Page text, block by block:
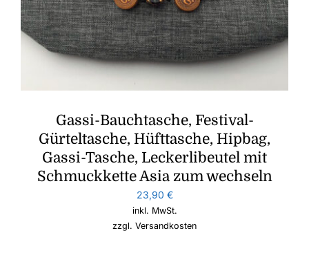
Gassi-Bauchtasche, Festival-
Gürteltasche, Hüfttasche, Hipbag,
Gassi-Tasche, Leckerlibeutel mit
Schmuckkette Asia zum wechseln
23,90 €
inkl. MwSt.
zzgl. Versandkosten